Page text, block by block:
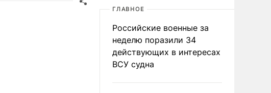
ГЛАВНОЕ
Российские военные за
неделю поразили 34
действующих в интересах
ВСУ судна